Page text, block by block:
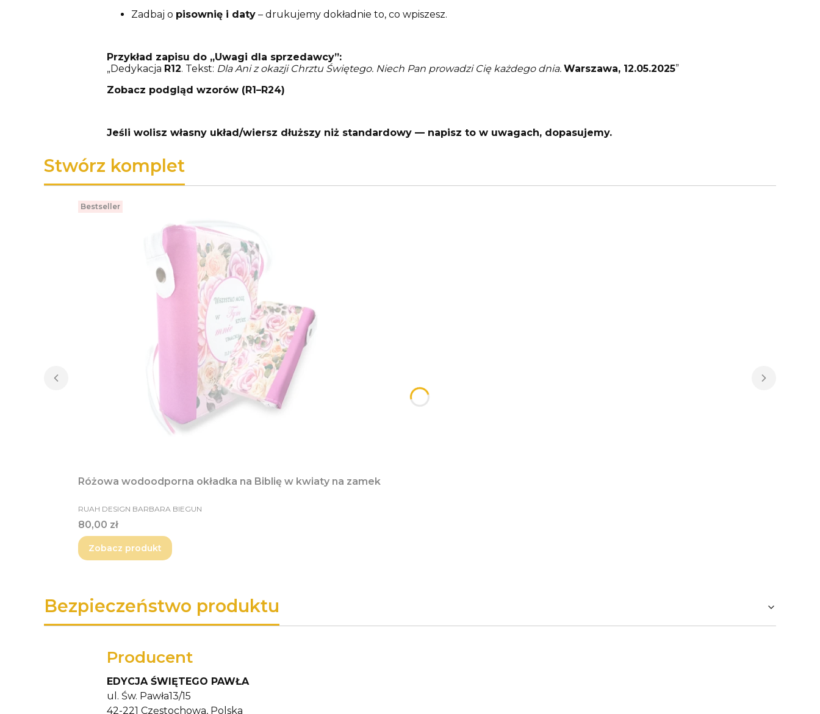
Zadbaj o pisownię i daty– drukujemy dokładnie to, co wpiszesz.
Przykład zapisu do „Uwagi dla sprzedawcy”:
„Dedykacja R12. Tekst: Dla Ani z okazji Chrztu Świętego. Niech Pan prowadzi Cię każdego dnia. Warszawa, 12.05.2025”
Zobacz podgląd wzorów (R1–R24)
Jeśli wolisz własny układ/wiersz dłuższy niż standardowy — napisz to w uwagach, dopasujemy.
Stwórz komplet
Bestseller
Różowa wodoodporna okładka na Biblię w kwiaty na zamek
PRODUCENT
RUAH DESIGN BARBARA BIEGUN
Cena
80,00 zł
Zobacz produkt
Bezpieczeństwo produktu
Producent
EDYCJA ŚWIĘTEGO PAWŁA
ul. Św. Pawła13/15
42-221 Częstochowa, Polska